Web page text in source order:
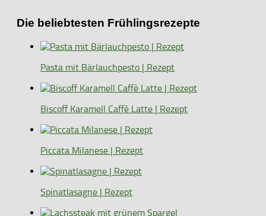
Die beliebtesten Frühlingsrezepte
Pasta mit Bärlauchpesto | Rezept
Biscoff Karamell Caffè Latte | Rezept
Piccata Milanese | Rezept
Spinatlasagne | Rezept